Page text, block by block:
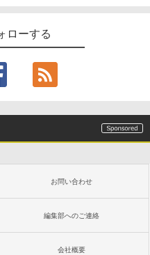
ローする
お問い合わせ
編集部へのご連絡
会社概要